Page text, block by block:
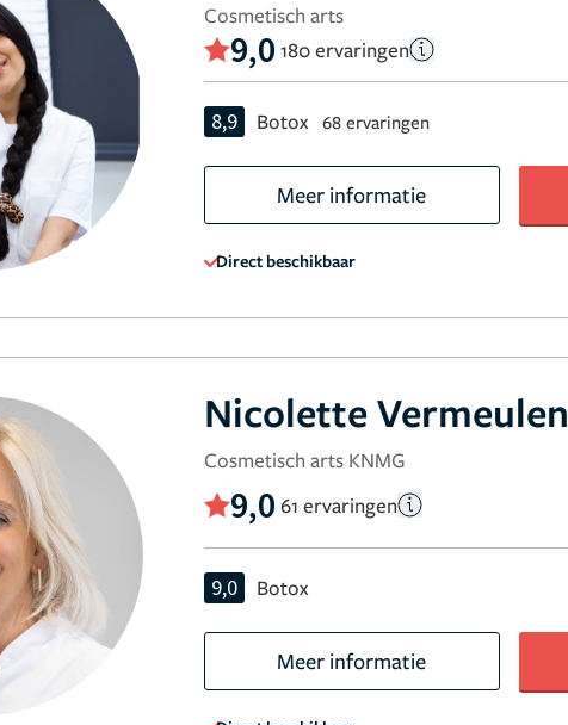
Cosmetisch arts
9,0 180 ervaringen
8,9 Botox 68 ervaringen
Meer informatie
Direct beschikbaar
Nicolette Vermeulen
Cosmetisch arts KNMG
9,0 61 ervaringen
9,0 Botox
Meer informatie